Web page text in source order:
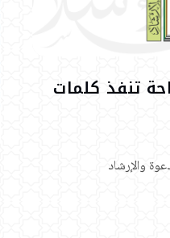
تنفذ كلمات
والإرشاد